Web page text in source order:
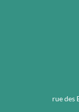
rue des